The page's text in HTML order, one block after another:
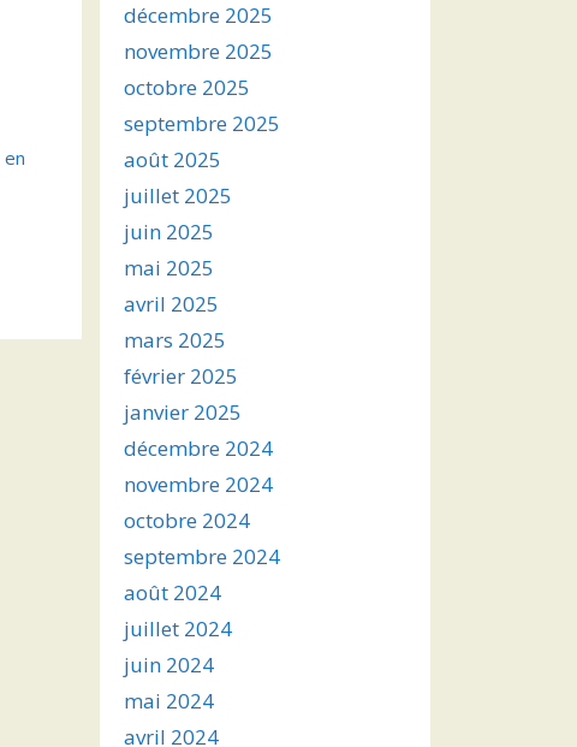
en
décembre 2025
novembre 2025
octobre 2025
septembre 2025
août 2025
juillet 2025
juin 2025
mai 2025
avril 2025
mars 2025
février 2025
janvier 2025
décembre 2024
novembre 2024
octobre 2024
septembre 2024
août 2024
juillet 2024
juin 2024
mai 2024
avril 2024